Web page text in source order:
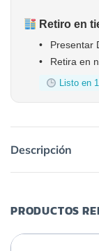
Retiro en
•
Presentar
•
Retira en
Listo en
Descripción
PRODUCTOS